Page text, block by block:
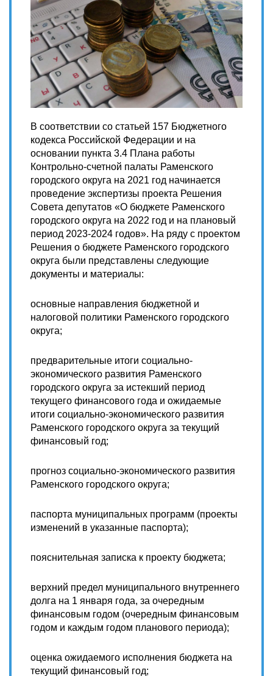
В соответствии со статьей 157 Бюджетного
кодекса Российской Федерации и на
основании пункта 3.4 Плана работы
Контрольно-счетной палаты Раменского
городского округа на 2021 год начинается
проведение экспертизы проекта Решения
Совета депутатов «О бюджете Раменского
городского округа на 2022 год и на плановый
период 2023-2024 годов». На ряду с проектом
Решения о бюджете Раменского городского
округа были представлены следующие
документы и материалы:
основные направления бюджетной и
налоговой политики Раменского городского
округа;
предварительные итоги социально-
экономического развития Раменского
городского округа за истекший период
текущего финансового года и ожидаемые
итоги социально-экономического развития
Раменского городского округа за текущий
финансовый год;
прогноз социально-экономического развития
Раменского городского округа;
паспорта муниципальных программ (проекты
изменений в указанные паспорта);
пояснительная записка к проекту бюджета;
верхний предел муниципального внутреннего
долга на 1 января года, за очередным
финансовым годом (очередным финансовым
годом и каждым годом планового периода);
оценка ожидаемого исполнения бюджета на
текущий финансовый год;